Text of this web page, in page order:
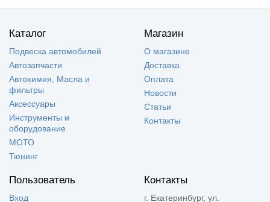
Каталог
Подвеска автомобилей
Автозапчасти
Автохимия, Масла и
фильтры
Аксессуары
Инструменты и
оборудование
МОТО
Тюнинг
Магазин
О магазине
Доставка
Оплата
Новости
Статьи
Контакты
Пользователь
Вход
Контакты
г. Екатеринбург, ул.